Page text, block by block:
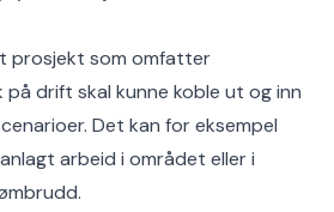
prosjekt som omfatter
drift skal kunne koble ut og inn
Det kan for eksempel
arbeid i området eller i